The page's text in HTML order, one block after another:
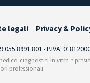
legali Privacy &
- P.IVA:
diagnostici in vitro e
professionali.